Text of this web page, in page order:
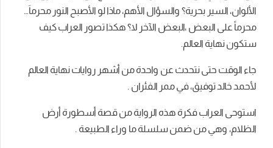
الألوان، السير بحرية؟ والسؤال الأهم، ماذا لو الأصبح النور محرماَ…
محرماً على البعض ،البعض الآخر لا؟ هكذا تصور العراب كيف
ستكون نهاية العالم.
جاء الوقت حتى نتحدث عن واحدة من أشهر روايات نهاية العالم
لأحمد خالد توفيق، في ممر الفئران .
استوحى العراب فكرة هذه الرواية من قصة أسطورة أرض
الظلام، وهي من ضمن سلسلة ما وراء الطبيعة .